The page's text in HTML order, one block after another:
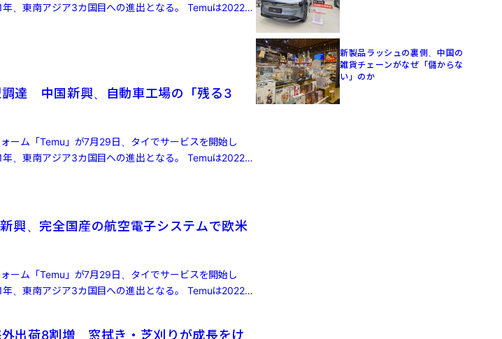
、東南アジア3カ国目への進出となる。 Temuは2022年
達 中国新興、自動車工場の「残る3
ーム「Temu」が7月29日、タイでサービスを開始し
、東南アジア3カ国目への進出となる。 Temuは2022年
、完全国産の航空電子システムで欧米
ーム「Temu」が7月29日、タイでサービスを開始し
、東南アジア3カ国目への進出となる。 Temuは2022年
出荷8割増 窓拭き・芝刈りが成長をけ
新製品ラッシュの裏側、中国の
雑貨チェーンがなぜ「儲からな
い」のか